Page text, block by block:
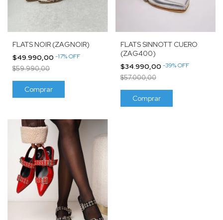
FLATS NOIR (ZAGNOIR)
$49.990,00 -17%OFF
$59.990,00
Comprar
FLATS SINNOTT CUERO
(ZAG400)
$34.990,00 -39%OFF
$57.000,00
Comprar